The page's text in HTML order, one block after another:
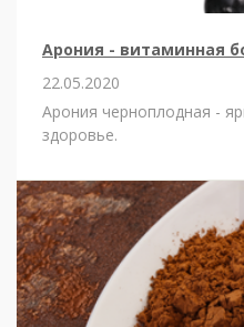
Арония - витаминная
22.05.2020
Арония черноплодная -
здоровье.